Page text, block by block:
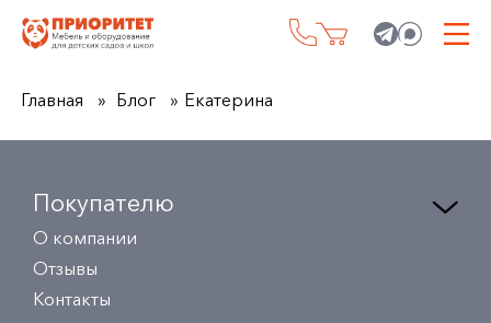
Главная Блог Екатерина
Покупателю
О компании
Отзывы
Контакты